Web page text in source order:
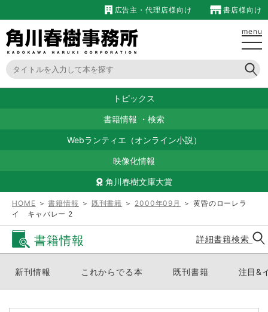
広告主・代理店様向け 書店様向け
menu
トピックス
書籍情報 ・ 検索
Webランティエ（オンライン小説）
映像化情報
角川春樹文庫大賞
HOME ＞書籍情報 ＞ 既刊書籍 ＞ 2000年09月
＞ 黄昏のローレラ
イ キャバレー 2
書籍情報 詳細書籍検索
新刊情報 これからでる本 既刊書籍 注目&